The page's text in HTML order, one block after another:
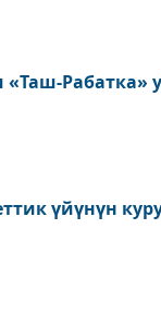
Рабатка»
үйүнүн